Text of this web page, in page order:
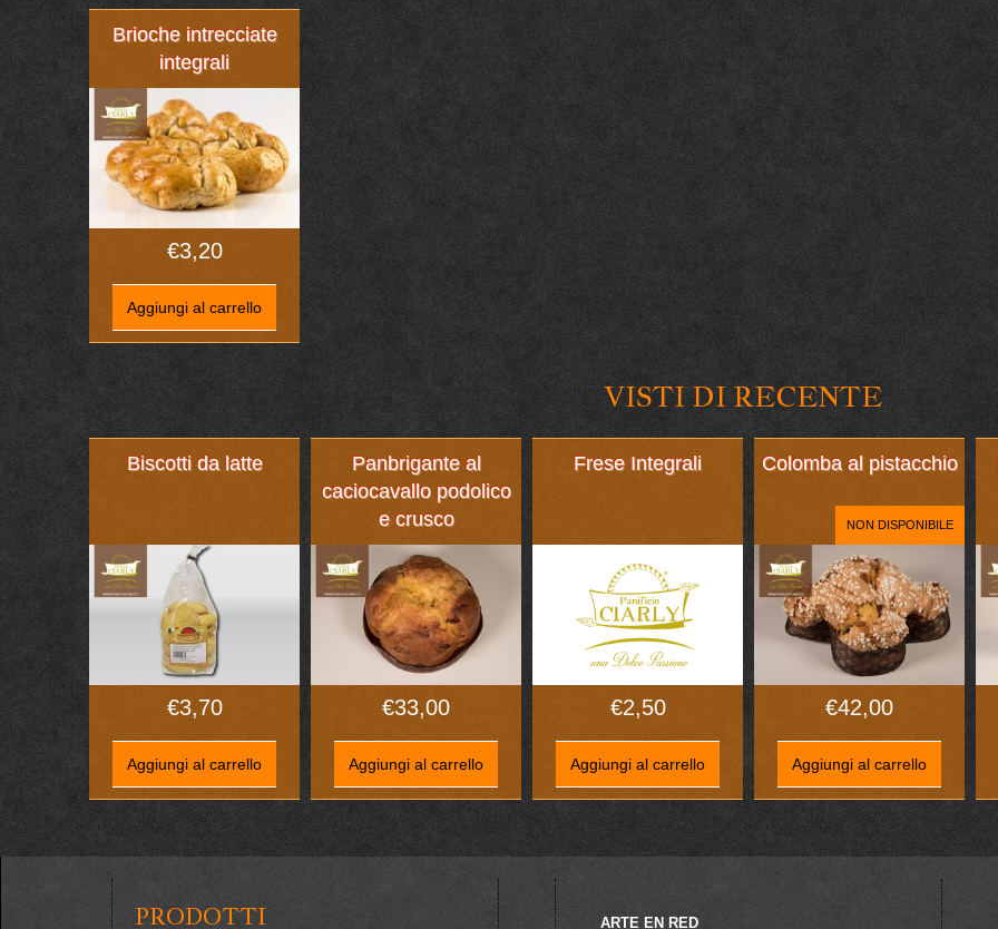
Brioche intrecciate
integrali
€3,20
Aggiungi al carrello
VISTI DI RECENTE
Biscotti da latte
€3,70
Aggiungi al carrello
Panbrigante al
caciocavallo podolico
e crusco
€33,00
Aggiungi al carrello
Frese Integrali
€2,50
Aggiungi al carrello
Colomba al pistacchio
NON DISPONIBILE
€42,00
Aggiungi al carrello
PRODOTTI ARTE EN RED